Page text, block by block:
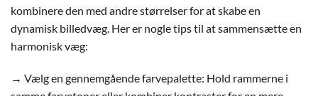
kombinere den med andre størrelser for at skabe en
dynamisk billedvæg. Her er nogle tips til at sammensætte en
harmonisk væg:
→ Vælg en gennemgående farvepalette: Hold rammerne i